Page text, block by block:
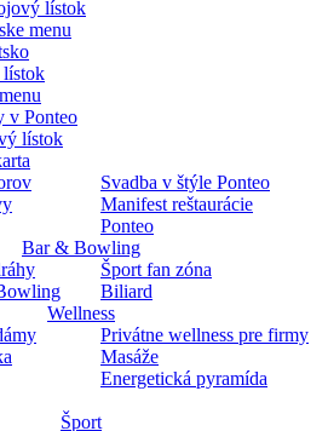
lístok
menu
lístok
v Ponteo
lístok
Svadba v štýle Ponteo
Manifest reštaurácie
Ponteo
Bar & Bowling
Šport fan zóna
Biliard
Wellness
Privátne wellness pre firmy
Masáže
Energetická pyramída
Šport